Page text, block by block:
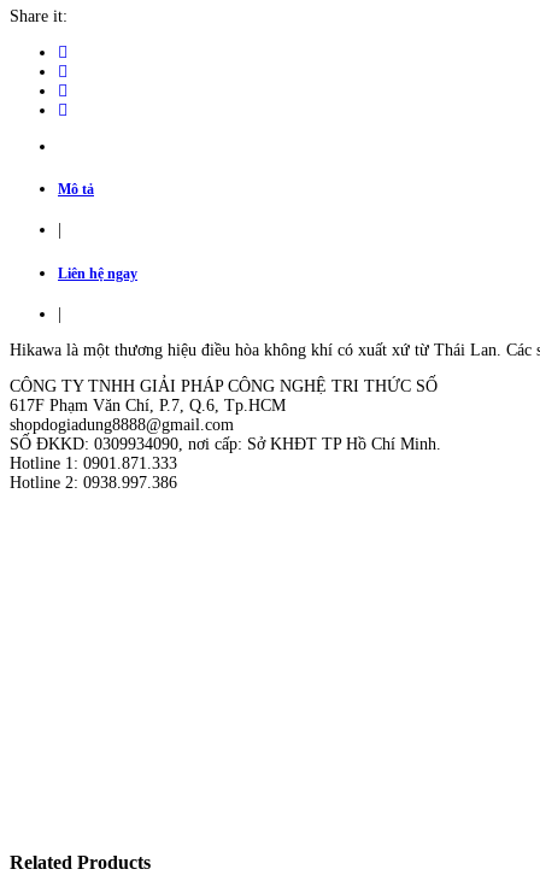
HI-
chuẩn
quantity
Share it:
Mô tả
Liên hệ ngay
Hikawa là một thương hiệu điều hòa không khí có xuất xứ từ Thái Lan. Các
CÔNG TY TNHH GIẢI PHÁP CÔNG NGHỆ TRI THỨC SỐ
617F Phạm Văn Chí, P.7, Q.6, Tp.HCM
shopdogiadung8888@gmail.com
SỐ ĐKKD: 0309934090, nơi cấp: Sở KHĐT TP Hồ Chí Minh.
Hotline 1: 0901.871.333
Hotline 2: 0938.997.386
Related Products